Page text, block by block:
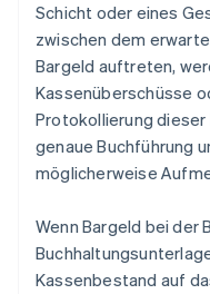
Schicht oder eines
zwischen dem
Bargeld auftreten,
Kassenüberschüsse
Protokollierung
genaue Buchführung
möglicherweise
Wenn Bargeld bei der
Kassenbestand auf